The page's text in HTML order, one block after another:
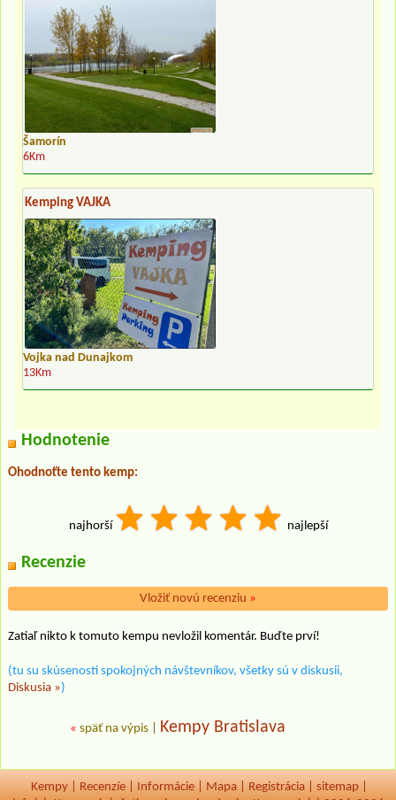
Šamorín
6Km
Kemping VAJKA
Vojka nad Dunajkom
13Km
Hodnotenie
Ohodnoťte tento kemp:
najhorší najlepší
Recenzie
Vložiť novú recenziu »
Zatiaľ nikto k tomuto kempu nevložil komentár. Buďte prví!
(tu su skúsenosti spokojných návštevníkov, všetky sú v diskusii,
Diskusia »)
« späť na výpis Kempy Bratislava
Kempy Recenzíe Informácie Mapa Registrácia sitemap